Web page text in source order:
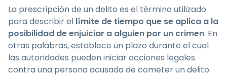
La prescripción de un delito es el término utilizado
para describir el límite de tiempo que se aplica a la
posibilidad de enjuiciar a alguien por un crimen. En
otras palabras, establece un plazo durante el cual
las autoridades pueden iniciar acciones legales
contra una persona acusada de cometer un delito.